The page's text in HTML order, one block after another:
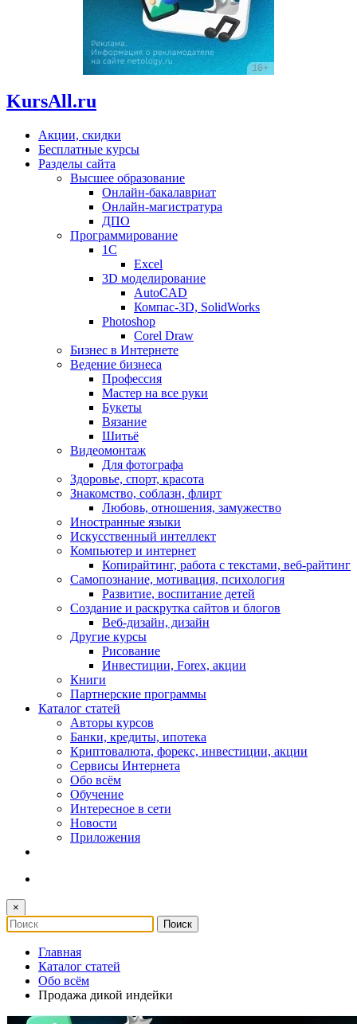
KursAll.ru
Акции, скидки
Бесплатные курсы
Разделы сайта
Высшее образование
Онлайн-бакалавриат
Онлайн-магистратура
ДПО
Программирование
1С
Excel
3D моделирование
AutoCAD
Компас-3D, SolidWorks
Photoshop
Corel Draw
Бизнес в Интернете
Ведение бизнеса
Профессия
Мастер на все руки
Букеты
Вязание
Шитьё
Видеомонтаж
Для фотографа
Здоровье, спорт, красота
Знакомство, соблазн, флирт
Любовь, отношения, замужество
Иностранные языки
Искусственный интеллект
Компьютер и интернет
Копирайтинг, работа с текстами, веб-райтинг
Самопознание, мотивация, психология
Развитие, воспитание детей
Создание и раскрутка сайтов и блогов
Веб-дизайн, дизайн
Другие курсы
Рисование
Инвестиции, Forex, акции
Книги
Партнерские программы
Каталог статей
Авторы курсов
Банки, кредиты, ипотека
Криптовалюта, форекс, инвестиции, акции
Сервисы Интернета
Обо всём
Обучение
Интересное в сети
Новости
Приложения
×
Главная
Каталог статей
Обо всём
Продажа дикой индейки